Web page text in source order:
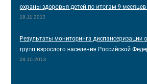
охраны здоровья детей по итогам 9 месяцев
19.11.2013
Результаты мониторинга диспансеризации
групп взрослого населения Российской
28.10.2013